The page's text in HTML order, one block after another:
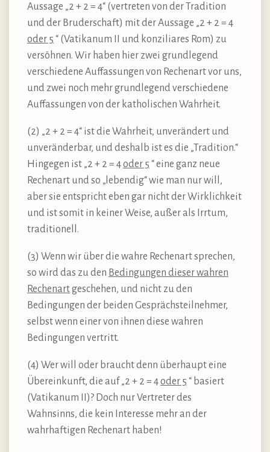
Aussage „2 + 2 = 4“ (vertreten von der Tradition
und der Bruderschaft) mit der Aussage „2 + 2 = 4
oder 5 “ (Vatikanum II und konziliares Rom) zu
versöhnen. Wir haben hier zwei grundlegend
verschiedene Auffassungen von Rechenart vor uns,
und zwei noch mehr grundlegend verschiedene
Auffassungen von der katholischen Wahrheit.
(2) „2 + 2 = 4“ ist die Wahrheit, unverändert und
unveränderbar, und deshalb ist es die „Tradition.“
Hingegen ist „2 + 2 = 4oder 5 “ eine ganz neue
Rechenart und so „lebendig“ wie man nur will,
aber sie entspricht eben gar nicht der Wirklichkeit
und ist somit in keiner Weise, außer als Irrtum,
traditionell.
(3) Wenn wir über die wahre Rechenart sprechen,
so wird das zu den Bedingungen dieser wahren
Rechenartgeschehen, und nicht zu den
Bedingungen der beiden Gesprächsteilnehmer,
selbst wenn einer von ihnen diese wahren
Bedingungen vertritt.
(4) Wer will oder braucht denn überhaupt eine
Übereinkunft, die auf „2 + 2 = 4oder 5 “ basiert
(Vatikanum II)? Doch nur Vertreter des
Wahnsinns, die kein Interesse mehr an der
wahrhaftigen Rechenart haben!